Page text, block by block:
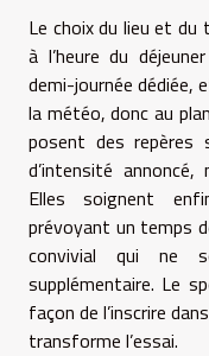
Le choix du lieu et du
à l’heure du
demi-journée dédiée,
la météo, donc au
posent des repères
d’intensité
Elles soignent
prévoyant un temps
convivial qui ne
supplémentaire. Le
façon de l’inscrire
transforme l’essai.